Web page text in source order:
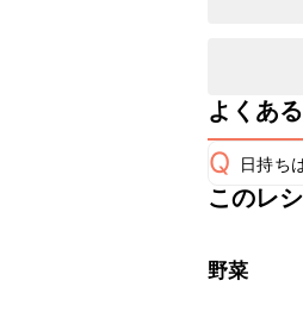
よくあ
Q 日持ち
保存
※日持ち
このレ
野菜